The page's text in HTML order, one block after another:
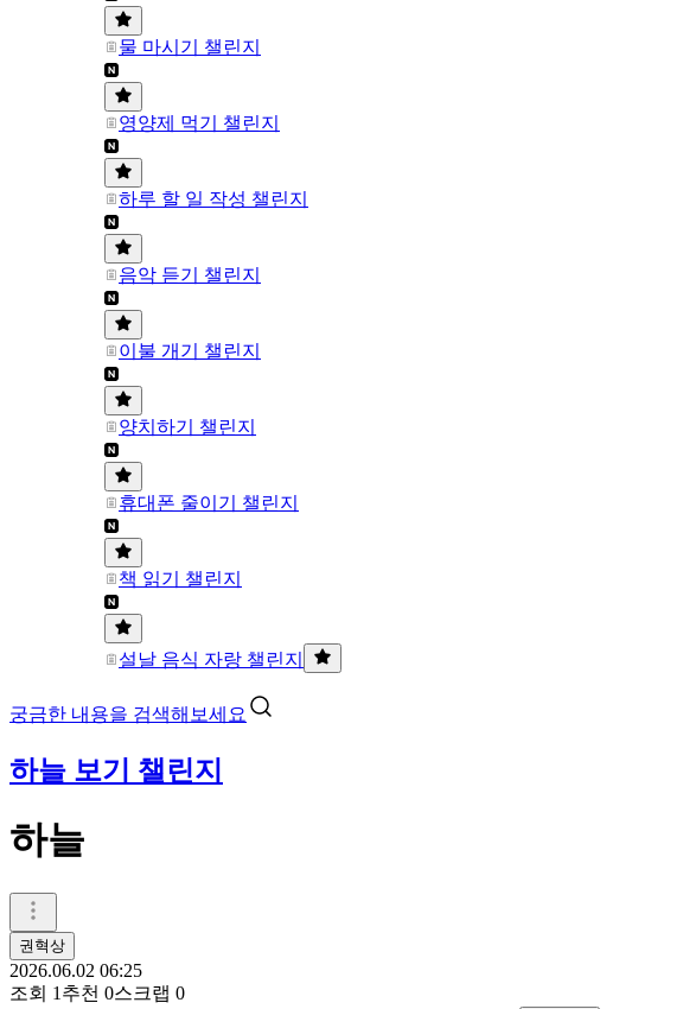
물 마시기 챌린지
영양제 먹기 챌린지
하루 할 일 작성 챌린지
음악 듣기 챌린지
이불 개기 챌린지
양치하기 챌린지
휴대폰 줄이기 챌린지
책 읽기 챌린지
설날 음식 자랑 챌린지
궁금한 내용을 검색해보세요
하늘 보기 챌린지
하늘
권혁상
2026.06.02 06:25
조회 1 추천 0스크랩 0